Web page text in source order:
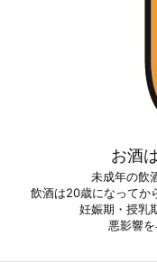
お酒
未成年の飲
飲酒は20歳になってか
妊娠期・授乳
悪影響